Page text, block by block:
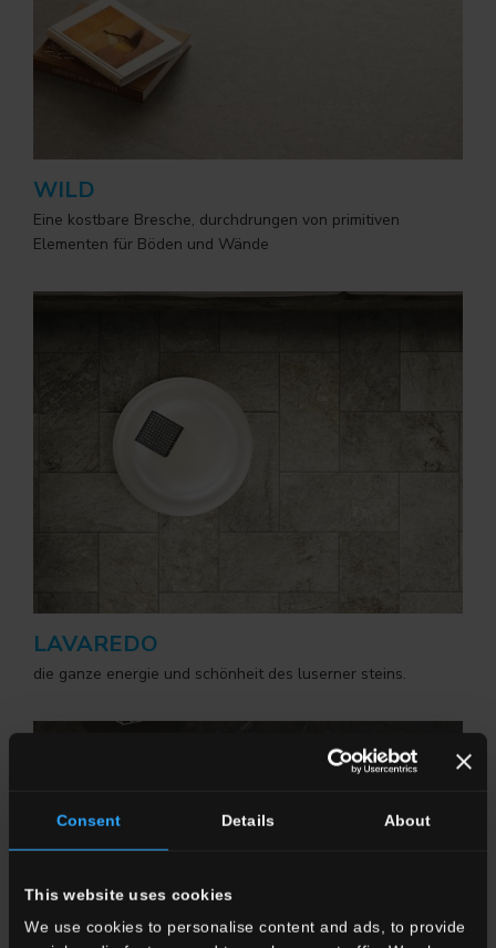
Consent Details About
This website uses cookies
We use cookies to personalise content and ads, to provide
WILD
Eine kostbare Bresche, durchdrungen von primitiven
Elementen für Böden und Wände
LAVAREDO
die ganze energie und schönheit des luserner steins.